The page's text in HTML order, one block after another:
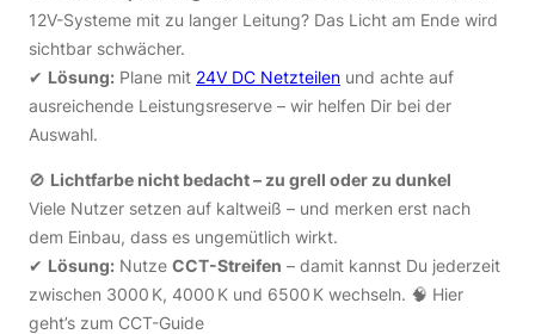
12V-Systeme mit zu langer Leitung? Das Licht am Ende wird
sichtbar schwächer.
✔ Lösung: Plane mit 24V DC Netzteilen und achte auf
ausreichende Leistungsreserve – wir helfen Dir bei der
Auswahl.
🚫 Lichtfarbe nicht bedacht – zu grell oder zu dunkel
Viele Nutzer setzen auf kaltweiß – und merken erst nach
dem Einbau, dass es ungemütlich wirkt.
✔ Lösung: Nutze CCT-Streifen – damit kannst Du jederzeit
zwischen 3000 K, 4000 K und 6500 K wechseln. 🧠 Hier
geht’s zum CCT-Guide